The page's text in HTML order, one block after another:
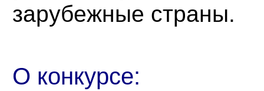
зарубежные страны.
О конкурсе: